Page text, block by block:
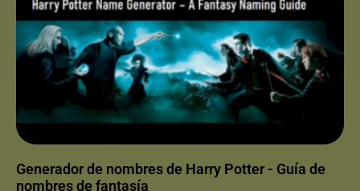
Generador de nombres de Harry Potter - Guía de
nombres de fantasía